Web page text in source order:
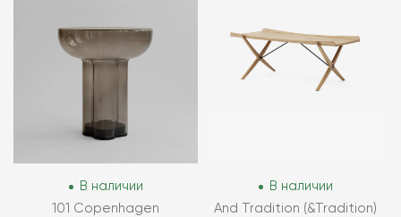
В наличии
101 Copenhagen
В наличии
And Tradition (&Tradition)